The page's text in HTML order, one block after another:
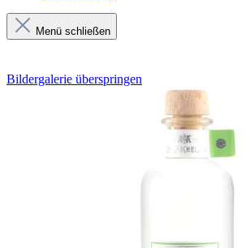
Menü schließen
Bildergalerie überspringen